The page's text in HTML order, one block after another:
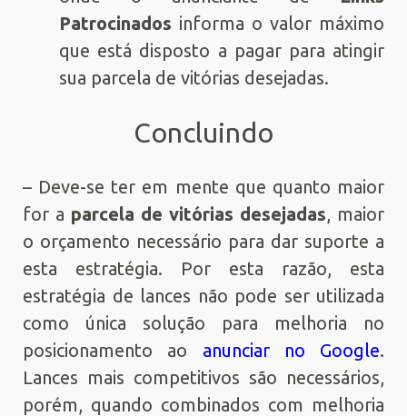
Patrocinados informa o valor máximo
que está disposto a pagar para atingir
sua parcela de vitórias desejadas.
Concluindo
– Deve-se ter em mente que quanto maior
for a parcela de vitórias desejadas, maior
o orçamento necessário para dar suporte a
esta estratégia. Por esta razão, esta
estratégia de lances não pode ser utilizada
como única solução para melhoria no
posicionamento ao anunciar no Google.
Lances mais competitivos são necessários,
porém, quando combinados com melhoria